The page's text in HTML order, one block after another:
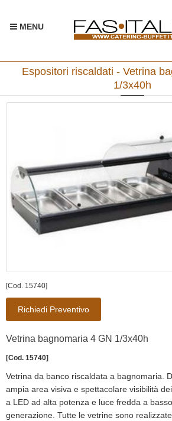
MENU
Espositori riscaldati - Vetrina
1/3x40h
[Cod. 15740]
Richiedi Preventivo
Vetrina bagnomaria 4 GN 1/3x40h
[Cod. 15740]
Vetrina da banco riscaldata a bagnomaria.
ampia area visiva e spettacolare visibilità
a LED ad alta potenza e luce fredda a
generazione. Tutte le vetrine sono